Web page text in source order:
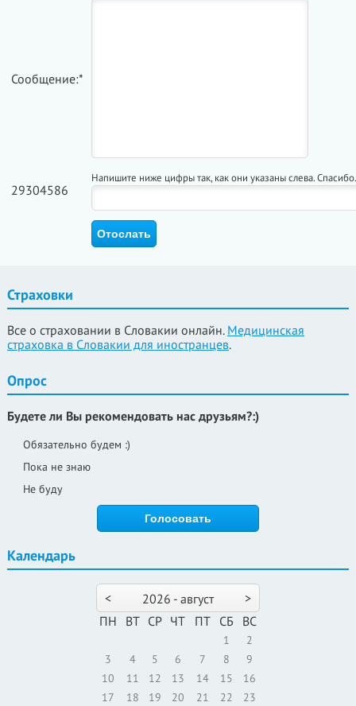
Сообщение:*
29304586
Напишите ниже цифры так, как они указаны слева. Спасибо.
Страховки
Все о страховании в Словакии онлайн. Медицинская
страховка в Словакии для иностранцев.
Опрос
Будете ли Вы рекомендовать нас друзьям?:)
Обязательно будем :)
Пока не знаю
Не буду
Календарь
< >
2026 - август
ПН
ВТ СР ЧТ ПТ СБ ВС
1
2
3
4 5 6 7 8
9
10
11 12 13 14 15
16
17
18 19 20 21 22
23